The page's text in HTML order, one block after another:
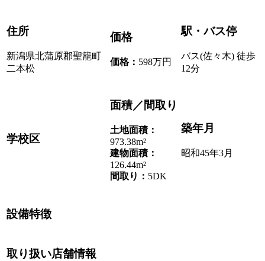
住所
新潟県北蒲原郡聖籠町
二本松
価格
価格： 598万円
駅・バス停
バス(佐々木) 徒歩
12分
学校区
面積／間取り
土地面積：
973.38m²
建物面積：
126.44m²
間取り： 5DK
築年月
昭和45年3月
設備特徴
取り扱い店舗情報